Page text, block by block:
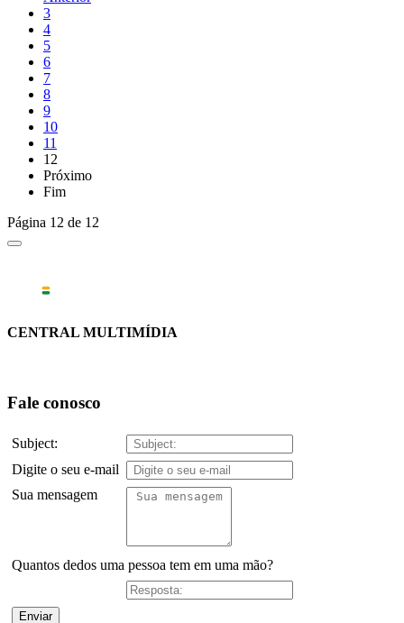
3
4
5
6
7
8
9
10
11
12
Próximo
Fim
Página 12 de 12
CENTRAL MULTIMÍDIA
Fale conosco
Subject:
Digite o seu e-mail
Sua mensagem
Quantos dedos uma pessoa tem em uma mão?